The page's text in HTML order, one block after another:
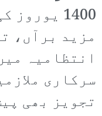
1400
مزید برآں،
انتظامیہ
سرکاری
تجویز بھی